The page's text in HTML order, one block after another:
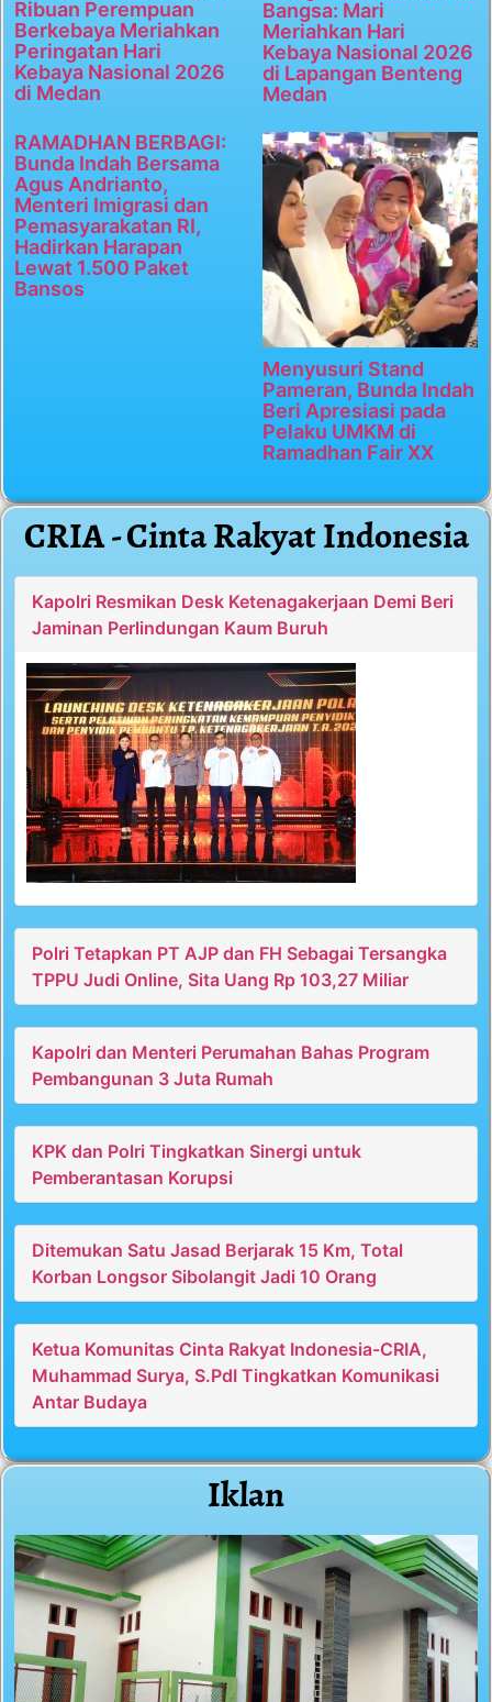
Ribuan Perempuan
Berkebaya Meriahkan
Peringatan Hari
Kebaya Nasional 2026
di Medan
Bangsa: Mari
Meriahkan Hari
Kebaya Nasional 2026
di Lapangan Benteng
Medan
RAMADHAN BERBAGI:
Bunda Indah Bersama
Agus Andrianto,
Menteri Imigrasi dan
Pemasyarakatan RI,
Hadirkan Harapan
Lewat 1.500 Paket
Bansos
Menyusuri Stand
Pameran, Bunda Indah
Beri Apresiasi pada
Pelaku UMKM di
Ramadhan Fair XX
CRIA - Cinta Rakyat Indonesia
Kapolri Resmikan Desk Ketenagakerjaan Demi Beri
Jaminan Perlindungan Kaum Buruh
Polri Tetapkan PT AJP dan FH Sebagai Tersangka
TPPU Judi Online, Sita Uang Rp 103,27 Miliar
Kapolri dan Menteri Perumahan Bahas Program
Pembangunan 3 Juta Rumah
KPK dan Polri Tingkatkan Sinergi untuk
Pemberantasan Korupsi
Ditemukan Satu Jasad Berjarak 15 Km, Total
Korban Longsor Sibolangit Jadi 10 Orang
Ketua Komunitas Cinta Rakyat Indonesia-CRIA,
Muhammad Surya, S.PdI Tingkatkan Komunikasi
Antar Budaya
Iklan